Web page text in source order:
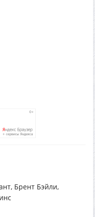
Брент Бэйли,